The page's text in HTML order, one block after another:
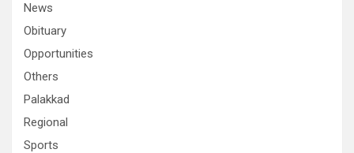
News
Obituary
Opportunities
Others
Palakkad
Regional
Sports